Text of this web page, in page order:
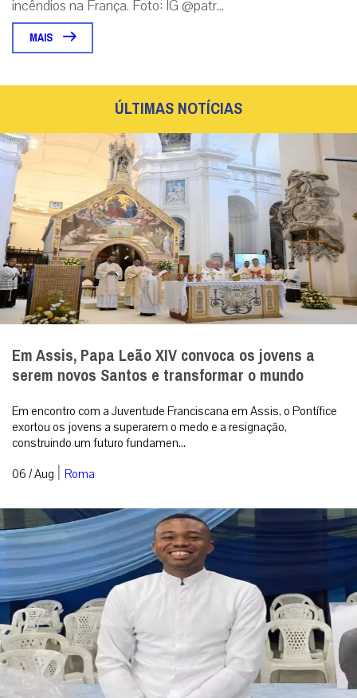
incêndios na França. Foto: IG @patr...
MAIS
ÚLTIMAS NOTÍCIAS
Em Assis, Papa Leão XIV convoca os jovens a
serem novos Santos e transformar o mundo
Em encontro com a Juventude Franciscana em Assis, o Pontífice
exortou os jovens a superarem o medo e a resignação,
construindo um futuro fundamen...
06 / Aug | Roma